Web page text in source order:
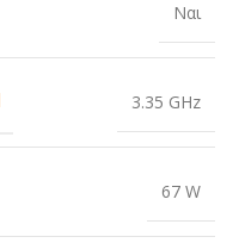
Ναι
3.35 GHz
67 W